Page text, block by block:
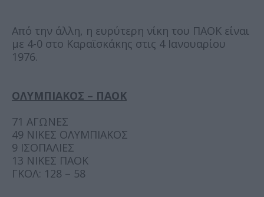
Από την άλλη, η ευρύτερη νίκη του ΠΑΟΚ είναι
με 4-0 στο Καραϊσκάκης στις 4 Ιανουαρίου
1976.
ΟΛΥΜΠΙΑΚΟΣ – ΠΑΟΚ
71 ΑΓΩΝΕΣ
49 ΝΙΚΕΣ ΟΛΥΜΠΙΑΚΟΣ
9 ΙΣΟΠΑΛΙΕΣ
13 ΝΙΚΕΣ ΠΑΟΚ
ΓΚΟΛ: 128 – 58